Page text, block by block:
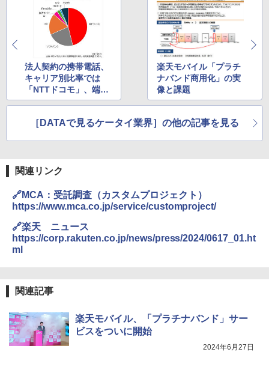
法人契約の携帯電話、
キャリア別比率では
「NTTドコモ」、端末
ブランドでは「iPhon
楽天モバイル「プラチ
ナバンド商用化」の実
像と課題
［DATAで見るケータイ業界］の他の記事を見る
関連リンク
🔗MCA：受託調査（カスタムプロジェクト）
https://www.mca.co.jp/service/customproject/
🔗楽天 ニュース
https://corp.rakuten.co.jp/news/press/2024/0617_01.ht
ml
関連記事
楽天モバイル、「プラチナバンド」サー
ビスをついに開始
2024年6月27日